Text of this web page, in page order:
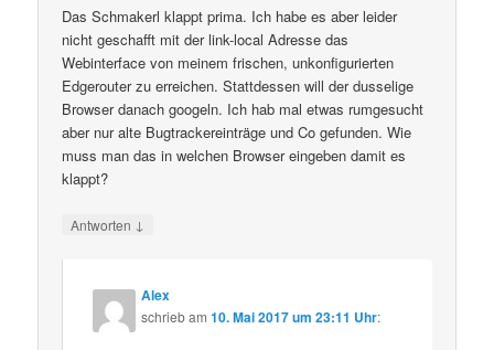
Das Schmakerl klappt prima. Ich habe es aber leider
nicht geschafft mit der link-local Adresse das
Webinterface von meinem frischen, unkonfigurierten
Edgerouter zu erreichen. Stattdessen will der dusselige
Browser danach googeln. Ich hab mal etwas rumgesucht
aber nur alte Bugtrackereinträge und Co gefunden. Wie
muss man das in welchen Browser eingeben damit es
klappt?
Antworten ↓
Alex
schriebam10. Mai 2017 um 23:11 Uhr: